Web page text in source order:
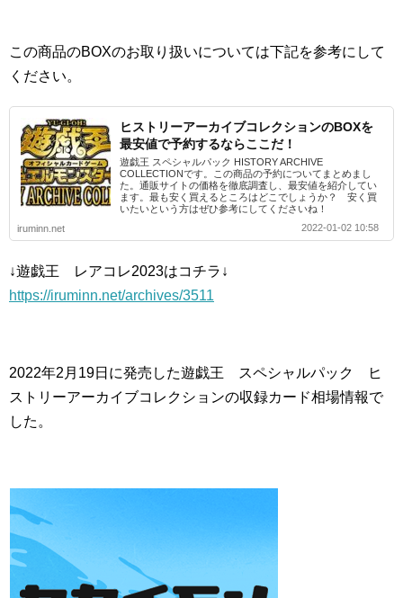
この商品のBOXのお取り扱いについては下記を参考にして
ください。
ヒストリーアーカイブコレクションのBOXを
最安値で予約するならここだ！
遊戯王 スペシャルパック HISTORY ARCHIVE
COLLECTIONです。この商品の予約についてまとめまし
た。通販サイトの価格を徹底調査し、最安値を紹介してい
ます。最も安く買えるところはどこでしょうか？ 安く買
いたいという方はぜひ参考にしてくださいね！
iruminn.net
2022-01-02 10:58
↓遊戯王 レアコレ2023はコチラ↓
https://iruminn.net/archives/3511
2022年2月19日に発売した遊戯王 スペシャルパック ヒ
ストリーアーカイブコレクションの収録カード相場情報で
した。